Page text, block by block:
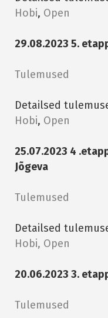
Hobi, Open
29.08.2023 5.
Tulemused
Detailsed
Hobi, Open
25.07.2023 4
Jõgeva
Tulemused
Detailsed
Hobi, Open
20.06.2023 3.
Tulemused